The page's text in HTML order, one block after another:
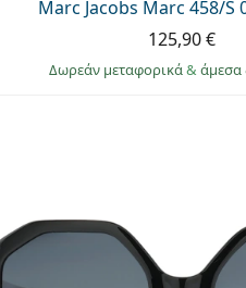
Marc Jacobs Marc 458/S
125,90 €
Δωρεάν μεταφορικά& άμεσα